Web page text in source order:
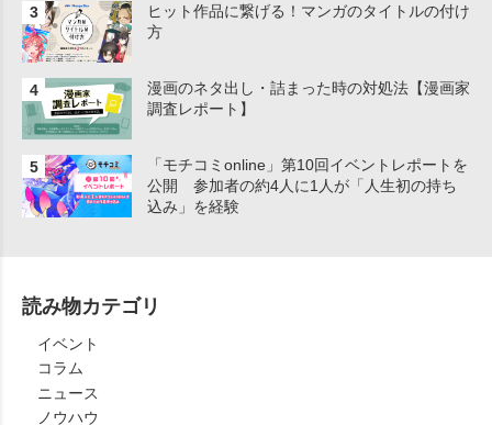
ヒット作品に繋げる！マンガのタイトルの付け
方
漫画のネタ出し・詰まった時の対処法【漫画家
調査レポート】
「モチコミonline」第10回イベントレポートを
公開 参加者の約4人に1人が「人生初の持ち
込み」を経験
読み物カテゴリ
イベント
コラム
ニュース
ノウハウ